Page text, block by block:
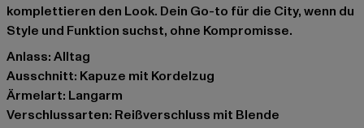
komplettieren den Look. Dein Go-to für die City, wenn du
Style und Funktion suchst, ohne Kompromisse.
Anlass: Alltag
Ausschnitt: Kapuze mit Kordelzug
Ärmelart: Langarm
Verschlussarten: Reißverschluss mit Blende